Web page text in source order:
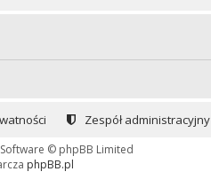
Zespół administracyjny
© phpBB Limited
phpBB.pl